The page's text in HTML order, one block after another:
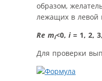
образом,
лежащих в левой
Re mi<0, i=
Для проверки